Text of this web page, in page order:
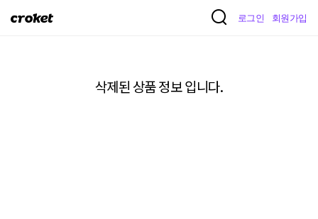
크
로그인 회원가입
삭제된 상품 정보 입니다.